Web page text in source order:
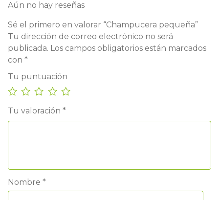
Aún no hay reseñas
Sé el primero en valorar “Champucera pequeña”
Tu dirección de correo electrónico no será
publicada. Los campos obligatorios están marcados
con *
Tu puntuación
Tu valoración *
Nombre *